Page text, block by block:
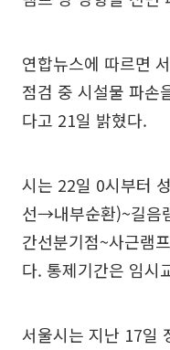
연합뉴스에 따르면
점검 중 시설물 파손
다고 21일 밝혔다.
시는 22일 0시부터
선→내부순환)~길음
간선분기점~사근램
다. 통제기간은 임시
서울시는 지난 17일